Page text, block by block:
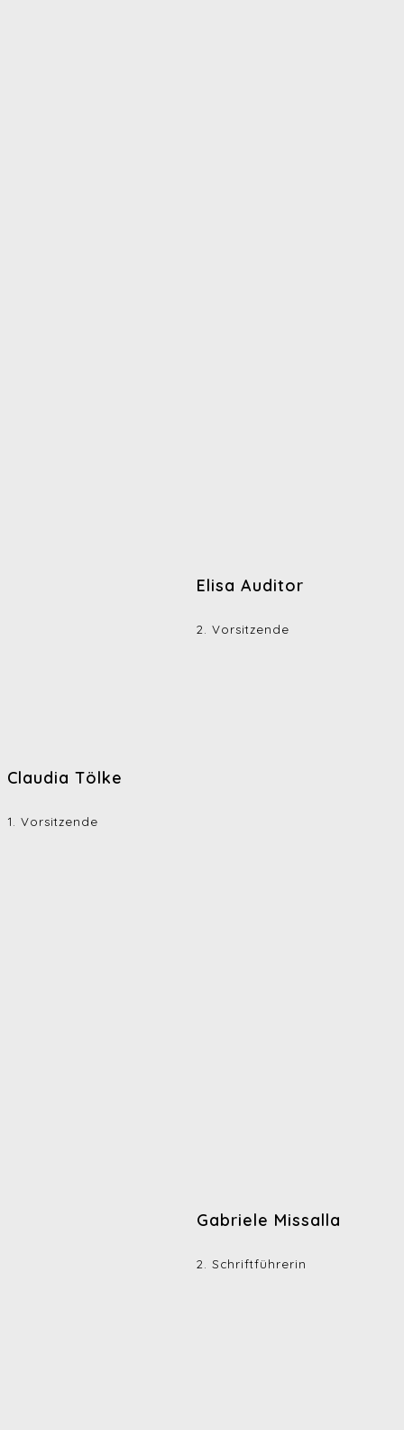
Claudia Tölke
1. Vorsitzende
Elisa Auditor
2. Vorsitzende
Gabriele Missalla
2. Schriftführerin